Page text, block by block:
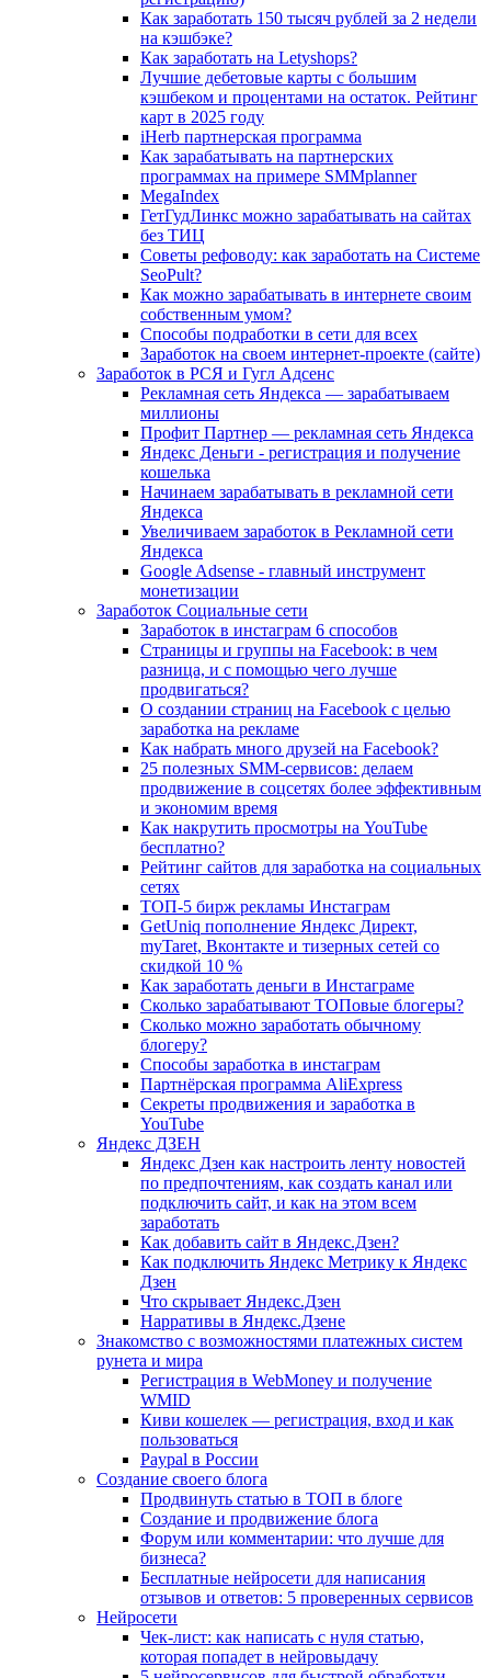
Как заработать 150 тысяч рублей за 2 недели
на кэшбэке?
Как заработать на Letyshops?
Лучшие дебетовые карты с большим
кэшбеком и процентами на остаток. Рейтинг
карт в 2025 году
iHerb партнерская программа
Как зарабатывать на партнерских
программах на примере SMMplanner
MegaIndex
ГетГудЛинкс можно зарабатывать на сайтах
без ТИЦ
Советы рефоводу: как заработать на Системе
SeoPult?
Как можно зарабатывать в интернете своим
собственным умом?
Способы подработки в сети для всех
Заработок на своем интернет-проекте (сайте)
Заработок в РСЯ и Гугл Адсенс
Рекламная сеть Яндекса — зарабатываем
миллионы
Профит Партнер — рекламная сеть Яндекса
Яндекс Деньги - регистрация и получение
кошелька
Начинаем зарабатывать в рекламной сети
Яндекса
Увеличиваем заработок в Рекламной сети
Яндекса
Google Adsense - главный инструмент
монетизации
Заработок Социальные сети
Заработок в инстаграм 6 способов
Страницы и группы на Facebook: в чем
разница, и с помощью чего лучше
продвигаться?
О создании страниц на Facebook с целью
заработка на рекламе
Как набрать много друзей на Facebook?
25 полезных SMM-сервисов: делаем
продвижение в соцсетях более эффективным
и экономим время
Как накрутить просмотры на YouTube
бесплатно?
Рейтинг сайтов для заработка на социальных
сетях
ТОП-5 бирж рекламы Инстаграм
GetUniq пополнение Яндекс Директ,
myTaret, Вконтакте и тизерных сетей со
скидкой 10 %
Как заработать деньги в Инстаграме
Сколько зарабатывают ТОПовые блогеры?
Сколько можно заработать обычному
блогеру?
Способы заработка в инстаграм
Партнёрская программа AliExpress
Секреты продвижения и заработка в
YouTube
Яндекс ДЗЕН
Яндекс Дзен как настроить ленту новостей
по предпочтениям, как создать канал или
подключить сайт, и как на этом всем
заработать
Как добавить сайт в Яндекс.Дзен?
Как подключить Яндекс Метрику к Яндекс
Дзен
Что скрывает Яндекс.Дзен
Нарративы в Яндекс.Дзене
Знакомство с возможностями платежных систем
рунета и мира
Регистрация в WebMoney и получение
WMID
Киви кошелек — регистрация, вход и как
пользоваться
Paypal в России
Создание своего блога
Продвинуть статью в ТОП в блоге
Создание и продвижение блога
Форум или комментарии: что лучше для
бизнеса?
Бесплатные нейросети для написания
отзывов и ответов: 5 проверенных сервисов
Нейросети
Чек-лист: как написать с нуля статью,
которая попадет в нейровыдачу